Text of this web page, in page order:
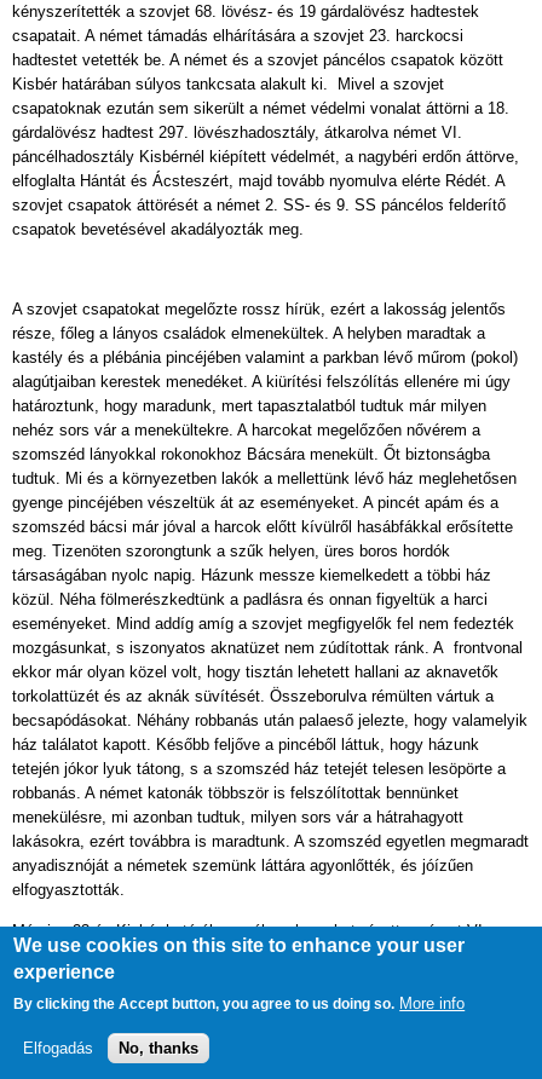
kényszerítették a szovjet 68. lövész- és 19 gárdalövész hadtestek
csapatait. A német támadás elhárítására a szovjet 23. harckocsi
hadtestet vetették be. A német és a szovjet páncélos csapatok között
Kisbér határában súlyos tankcsata alakult ki. Mivel a szovjet
csapatoknak ezután sem sikerült a német védelmi vonalat áttörni a 18.
gárdalövész hadtest 297. lövészhadosztály, átkarolva német VI.
páncélhadosztály Kisbérnél kiépített védelmét, a nagybéri erdőn áttörve,
elfoglalta Hántát és Ácsteszért, majd tovább nyomulva elérte Rédét. A
szovjet csapatok áttörését a német 2. SS- és 9. SS páncélos felderítő
csapatok bevetésével akadályozták meg.
A szovjet csapatokat megelőzte rossz hírük, ezért a lakosság jelentős
része, főleg a lányos családok elmenekültek. A helyben maradtak a
kastély és a plébánia pincéjében valamint a parkban lévő műrom (pokol)
alagútjaiban kerestek menedéket. A kiürítési felszólítás ellenére mi úgy
határoztunk, hogy maradunk, mert tapasztalatból tudtuk már milyen
nehéz sors vár a menekültekre. A harcokat megelőzően nővérem a
szomszéd lányokkal rokonokhoz Bácsára menekült. Őt biztonságba
tudtuk. Mi és a környezetben lakók a mellettünk lévő ház meglehetősen
gyenge pincéjében vészeltük át az eseményeket. A pincét apám és a
szomszéd bácsi már jóval a harcok előtt kívülről hasábfákkal erősítette
meg. Tizenöten szorongtunk a szűk helyen, üres boros hordók
társaságában nyolc napig. Házunk messze kiemelkedett a többi ház
közül. Néha fölmerészkedtünk a padlásra és onnan figyeltük a harci
eseményeket. Mind addíg amíg a szovjet megfigyelők fel nem fedezték
mozgásunkat, s iszonyatos aknatüzet nem zúdítottak ránk. A frontvonal
ekkor már olyan közel volt, hogy tisztán lehetett hallani az aknavetők
torkolattüzét és az aknák süvítését. Összeborulva rémülten vártuk a
becsapódásokat. Néhány robbanás után palaeső jelezte, hogy valamelyik
ház találatot kapott. Később feljőve a pincéből láttuk, hogy házunk
tetején jókor lyuk tátong, s a szomszéd ház tetejét telesen lesöpörte a
robbanás. A német katonák többször is felszólítottak bennünket
menekülésre, mi azonban tudtuk, milyen sors vár a hátrahagyott
lakásokra, ezért továbbra is maradtunk. A szomszéd egyetlen megmaradt
anyadisznóját a németek szemünk láttára agyonlőtték, és jóízűen
elfogyasztották.
Március 23-án Kisbér határában, súlyos harcokat vívott a német VI.
páncéloshadosztály a magyar gyalogság támogatásával, a szovjet 18.
gárdalövész hadtest 297. lövészhadosztályával. A szovjet csapatoknak
azonban csak Csépet és Bakonyszombathelyt sikerült elfoglalni, a
Március 26-án a szovjet 3. Ukrán Front 4. gárdahadsereg csapatai
We use cookies on this site to enhance your user
experience
By clicking the Accept button, you agree to us doing so. More info
Elfogadás No, thanks